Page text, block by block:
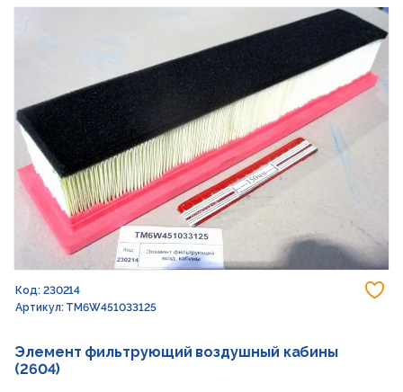
Код: 230214
Артикул: TM6W451033125
Элемент фильтрующий воздушный кабины
(2604)